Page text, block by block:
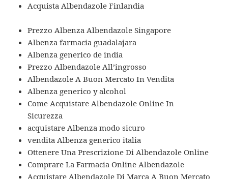
Acquista Albendazole Finlandia
Prezzo Albenza Albendazole Singapore
Albenza farmacia guadalajara
Albenza generico de india
Prezzo Albendazole All’ingrosso
Albendazole A Buon Mercato In Vendita
Albenza generico y alcohol
Come Acquistare Albendazole Online In
Sicurezza
acquistare Albenza modo sicuro
vendita Albenza generico italia
Ottenere Una Prescrizione Di Albendazole Online
Comprare La Farmacia Online Albendazole
Acquistare Albendazole Di Marca A Buon Mercato